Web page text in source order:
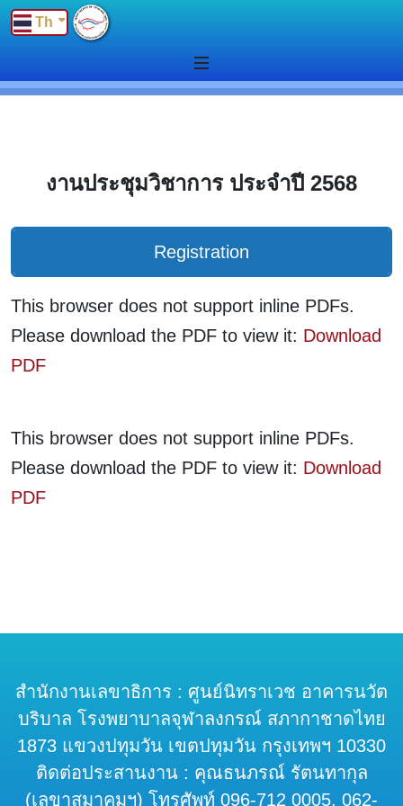
Th
งานประชุมวิชาการ ประจำปี 2568
Registration
This browser does not support inline PDFs.
Please download the PDF to view it: Download
PDF
This browser does not support inline PDFs.
Please download the PDF to view it: Download
PDF
สำนักงานเลขาธิการ : ศูนย์นิทราเวช อาคารนวัต
บริบาล โรงพยาบาลจุฬาลงกรณ์ สภากาชาดไทย
1873 แขวงปทุมวัน เขตปทุมวัน กรุงเทพฯ 10330
ติดต่อประสานงาน : คุณธนภรณ์ รัตนทากุล
(เลขาสมาคมฯ) โทรศัพท์ 096-712 0005, 062-